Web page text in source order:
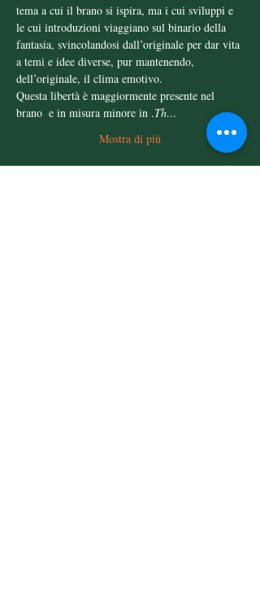
tema a cui il brano si ispira, ma i cui sviluppi e
le cui introduzioni viaggiano sul binario della
fantasia, svincolandosi dall’originale per dar vita
a temi e idee diverse, pur mantenendo,
dell’originale, il clima emotivo.
Questa libertà è maggiormente presente nel
brano e in misura minore in .Th…
Mostra di più